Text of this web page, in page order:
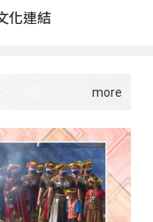
化連結